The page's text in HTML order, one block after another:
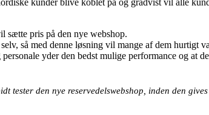
sætte pris på den nye webshop.
så med denne løsning vil mange af dem
yder den bedst mulige performance og at
tester den nye reservedelswebshop, inden den